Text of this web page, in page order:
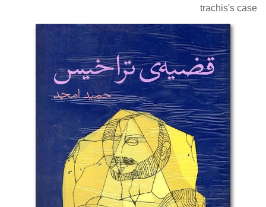
trachis's case